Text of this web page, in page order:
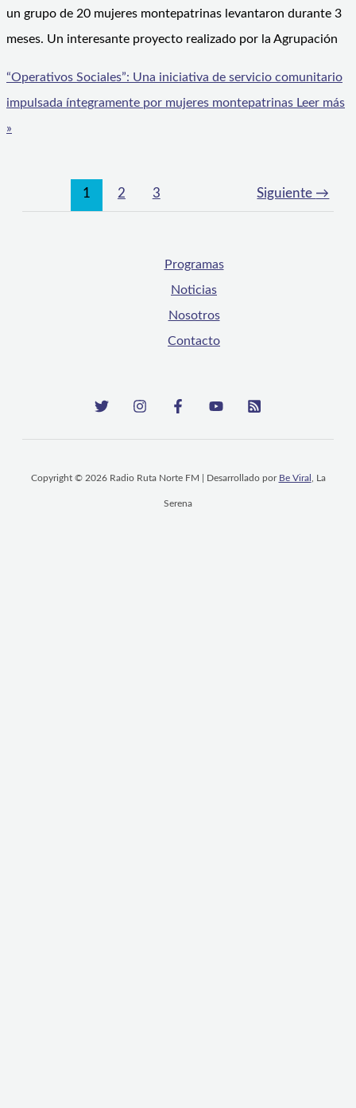
un grupo de 20 mujeres montepatrinas levantaron durante 3
meses. Un interesante proyecto realizado por la Agrupación
“Operativos Sociales”: Una iniciativa de servicio comunitario
impulsada íntegramente por mujeres montepatrinas Leer más
»
1 2 3 Siguiente →
Programas
Noticias
Nosotros
Contacto
Copyright © 2026 Radio Ruta Norte FM | Desarrollado por Be Viral , La
Serena